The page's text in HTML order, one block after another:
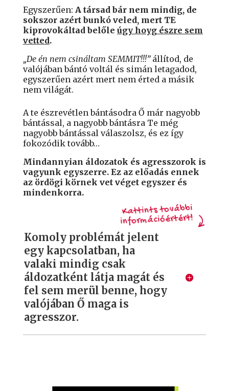
Egyszerűen: A társad bár nem mindig, de
sokszor azért bunkó veled, mert TE
kiprovokáltad belőle úgy hoyg észre sem
vetted.
„De én nem csináltam SEMMIT!!!”állítod, de
valójában bántó voltál és simán letagadod,
egyszerűen azért mert nem érted a másik
nem világát.
A te észrevétlen bántásodra Ő már nagyobb
bántással, a nagyobb bántásra Te még
nagyobb bántással válaszolsz, és ez így
fokozódik tovább…
Mindannyian áldozatok és agresszorok is
vagyunk egyszerre. Ez az előadás ennek
az ördögi körnek vet véget egyszer és
mindenkorra.
Kattints további
információértért!
Komoly problémát jelent
egy kapcsolatban, ha
valaki mindig csak
áldozatként látja magát és
fel sem merül benne, hogy
valójában Ő maga is
agresszor.